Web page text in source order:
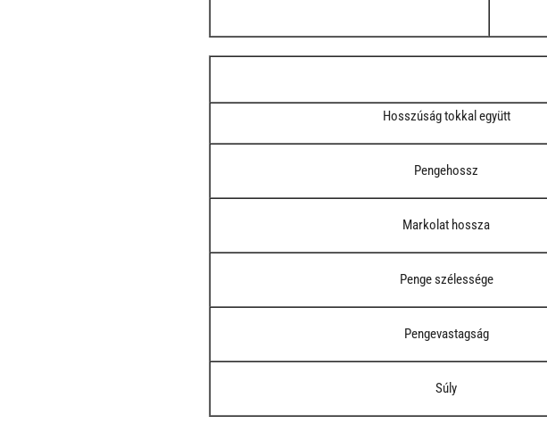
Hosszúság tokkal együtt
Pengehossz
Markolat hossza
Penge szélessége
Pengevastagság
Súly